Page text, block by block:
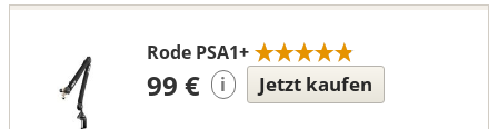
Rode PSA1+
99 € i Jetzt kaufen